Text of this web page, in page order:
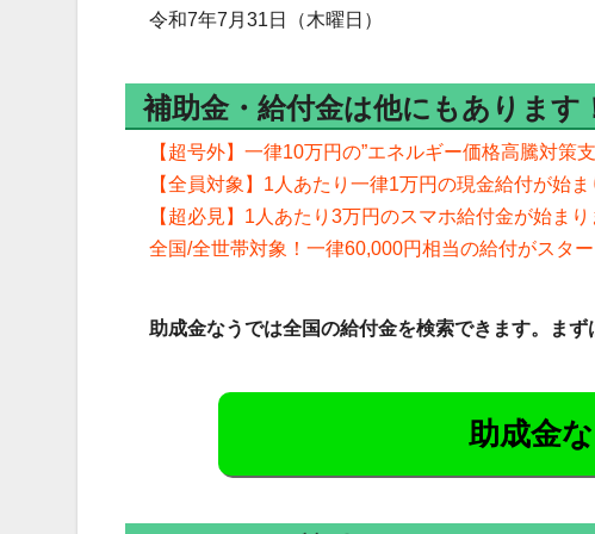
令和7年7月31日（木曜日）
補助金・給付金は他にもあります
【超号外】一律10万円の”エネルギー価格高騰対策
【全員対象】1人あたり一律1万円の現金給付が始ま
【超必見】1人あたり3万円のスマホ給付金が始まり
全国/全世帯対象！一律60,000円相当の給付がスター
助成金なうでは全国の給付金を検索できます。ま
助成金